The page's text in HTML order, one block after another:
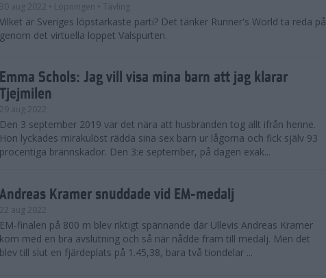
30 aug 2022 • Löpningen • Tävling
Vilket är Sveriges löpstarkaste parti? Det tänker Runner's World ta reda på
genom det virtuella loppet Valspurten.
Emma Schols: Jag vill visa mina barn att jag klarar
Tjejmilen
29 aug 2022
Den 3 september 2019 var det nära att husbranden tog allt ifrån henne.
Hon lyckades mirakulöst rädda sina sex barn ur lågorna och fick själv 93
procentiga brännskador. Den 3:e september, på dagen exak...
Andreas Kramer snuddade vid EM-medalj
22 aug 2022
EM-finalen på 800 m blev riktigt spännande där Ullevis Andreas Kramer
kom med en bra avslutning och så när nådde fram till medalj. Men det
blev till slut en fjärdeplats på 1.45,38, bara två tiondelar ...